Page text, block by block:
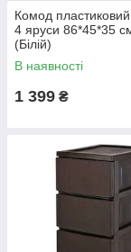
Комод
4 яруси 86*45*35
(Білій)
В наявності
1 399 ₴